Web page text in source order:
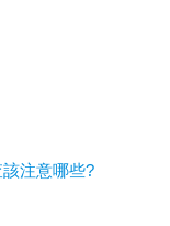
注意哪些?